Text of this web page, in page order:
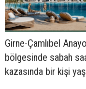
Girne-Çamlıbel
bölgesinde sabah
kazasında bir kişi